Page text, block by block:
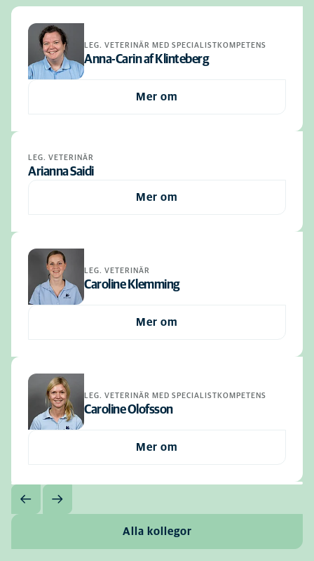
LEG. VETERINÄR MED SPECIALISTKOMPETENS
Anna-Carin af Klinteberg
Mer om
LEG. VETERINÄR
Arianna Saidi
Mer om
LEG. VETERINÄR
Caroline Klemming
Mer om
LEG. VETERINÄR MED SPECIALISTKOMPETENS
Caroline Olofsson
Mer om
Alla kollegor